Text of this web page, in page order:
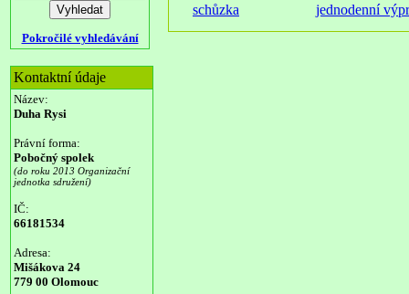
Pokročilé vyhledávání
Kontaktní údaje
Název:
Duha Rysi
Právní forma:
Pobočný spolek
(do roku 2013 Organizační
jednotka sdružení)
IČ:
66181534
Adresa:
Mišákova 24
779 00 Olomouc
schůzka jednodenní